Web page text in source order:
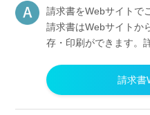
請求書をWebサイトで
請求書はWebサイトか
存・印刷ができます。
請求書